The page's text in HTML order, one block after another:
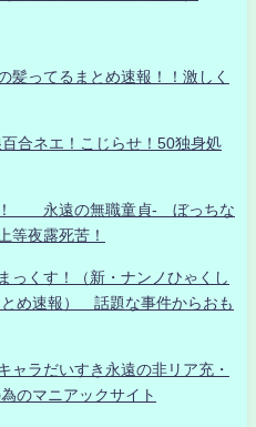
髪ってるまとめ速報！！激しく
合ネエ！こじらせ！50独身処
！ 永遠の無職童貞- ぼっちな
等夜露死苦！
っくす！（新・ナンノひゃくし
め速報） 話題な事件からおも
ャラだいすき永遠の非リア充・
のマニアックサイト